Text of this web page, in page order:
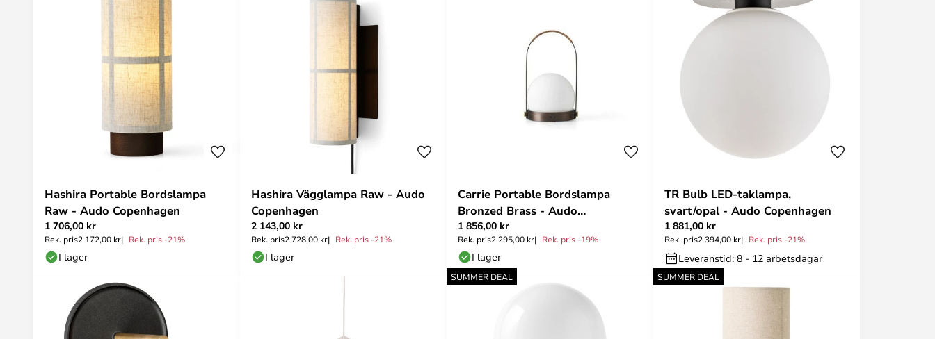
Hashira Portable Bordslampa
Raw - Audo Copenhagen
1 706,00 kr
Rek. pris2 172,00 kr Rek. pris -21%
I lager
Hashira Vägglampa Raw - Audo
Copenhagen
2 143,00 kr
Rek. pris2 728,00 kr Rek. pris -21%
I lager
Carrie Portable Bordslampa
Bronzed Brass - Audo
Copenhagen
1 856,00 kr
Rek. pris2 295,00 kr Rek. pris -19%
I lager
TR Bulb LED-taklampa,
svart/opal - Audo Copenhagen
1 881,00 kr
Rek. pris2 394,00 kr Rek. pris -21%
Leveranstid: 8 - 12 arbetsdagar
SUMMER DEAL SUMMER DEAL